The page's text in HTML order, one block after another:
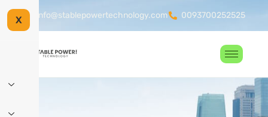
info@stablepowertechnology.com 0093700252525
X